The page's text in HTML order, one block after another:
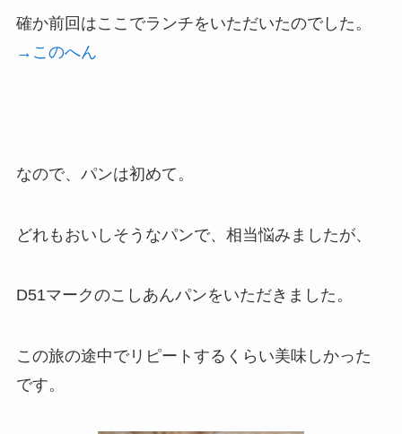
確か前回はここでランチをいただいたのでした。
→このへん
なので、パンは初めて。
どれもおいしそうなパンで、相当悩みましたが、
D51マークのこしあんパンをいただきました。
この旅の途中でリピートするくらい美味しかった
です。